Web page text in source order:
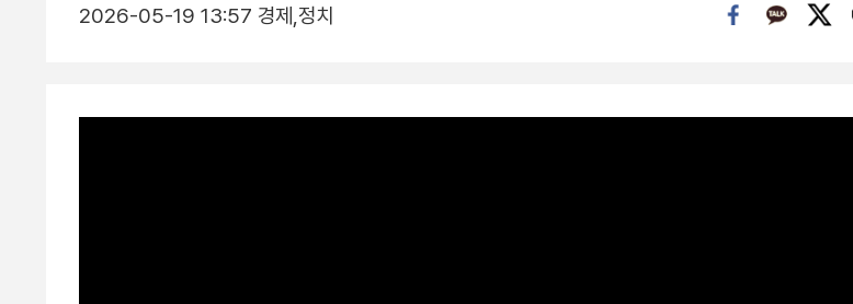
2026-05-19 13:57 경제,정치